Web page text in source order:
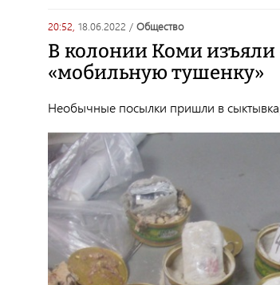
20:52, 18.06.2022 / общество
В колонии Коми
«мобильную тушенку»
Необычные посылки пришли в